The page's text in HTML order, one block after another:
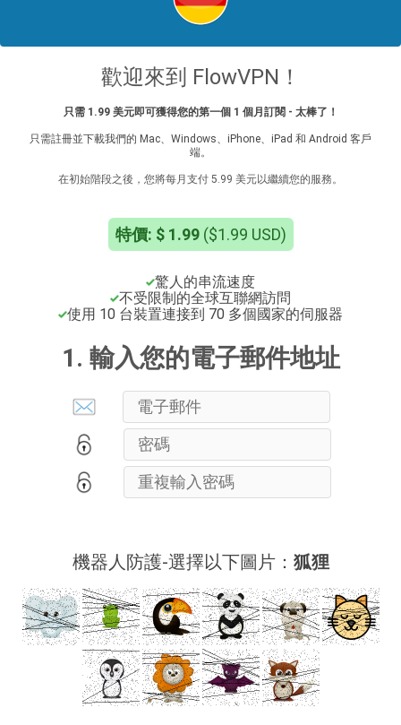
歡迎來到 FlowVPN！
只需 1.99 美元即可獲得您的第一個 1 個月訂閱 - 太棒了！
只需註冊並下載我們的 Mac、Windows、iPhone、iPad 和 Android 客戶
端。
在初始階段之後，您將每月支付 5.99 美元以繼續您的服務。
特價: $ 1.99($1.99 USD)
驚人的串流速度
不受限制的全球互聯網訪問
使用 10 台裝置連接到 70 多個國家的伺服器
1. 輸入您的電子郵件地址
機器人防護-選擇以下圖片： 狐狸